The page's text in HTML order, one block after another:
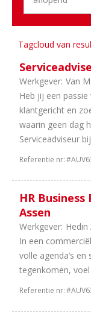
Aantal
uren
40
uur
overleg
32
uur
Tagcloud van
Werkgever: Van
Heb jij een
klantgericht en
waarin geen dag
Serviceadviseur
Referentie nr:
HR
Assen
Werkgever:
In een
volle agenda’s
tegenkomen,
Referentie nr: